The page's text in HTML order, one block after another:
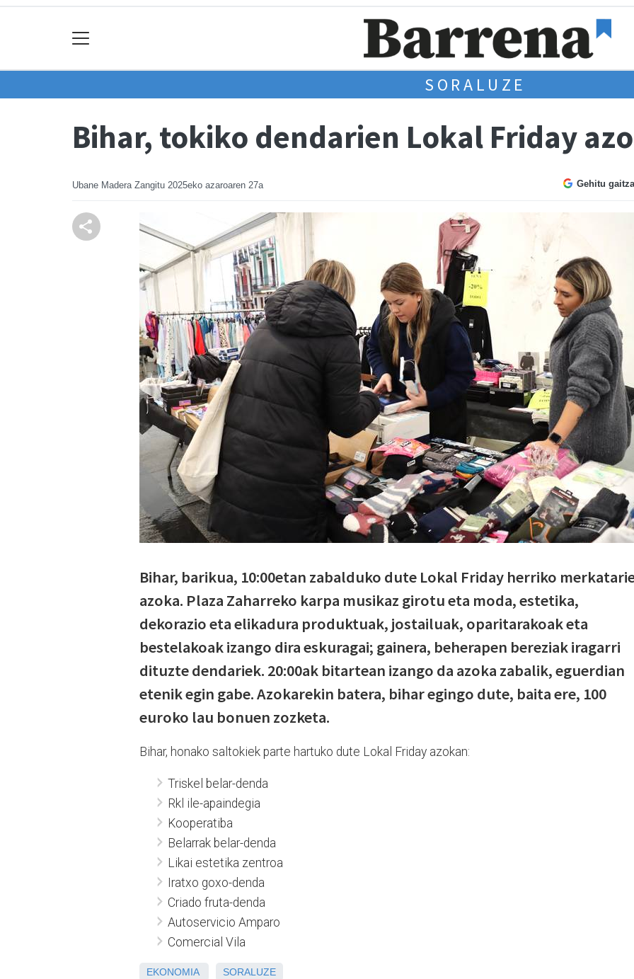
SORALUZE
Bihar, tokiko dendarien Lokal Friday
Ubane Madera Zangitu 2025eko azaroaren 27a Gehitu
Bihar, barikua, 10:00etan zabalduko dute Lokal Friday herriko
azoka. Plaza Zaharreko karpa musikaz girotu eta moda, estetika,
dekorazio eta elikadura produktuak, jostailuak, oparitarakoak eta
bestelakoak izango dira eskuragai; gainera, beherapen bereziak iragarri
dituzte dendariek. 20:00ak bitartean izango da azoka zabalik, eguerdian
etenik egin gabe. Azokarekin batera, bihar egingo dute, baita ere, 100
euroko lau bonuen zozketa.
Bihar, honako saltokiek parte hartuko dute Lokal Friday azokan:
Triskel belar-denda
Rkl ile-apaindegia
Kooperatiba
Belarrak belar-denda
Likai estetika zentroa
Iratxo goxo-denda
Criado fruta-denda
Autoservicio Amparo
Comercial Vila
EKONOMIA SORALUZE